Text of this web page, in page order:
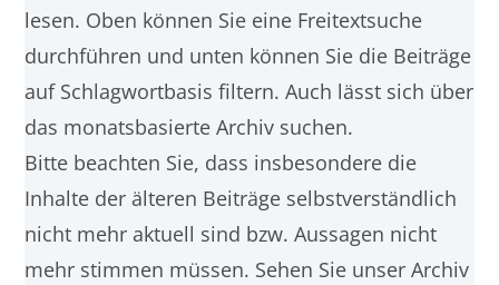
lesen. Oben können Sie eine Freitextsuche
durchführen und unten können Sie die Beiträge
auf Schlagwortbasis filtern. Auch lässt sich über
das monatsbasierte Archiv suchen.
Bitte beachten Sie, dass insbesondere die
Inhalte der älteren Beiträge selbstverständlich
nicht mehr aktuell sind bzw. Aussagen nicht
mehr stimmen müssen. Sehen Sie unser Archiv